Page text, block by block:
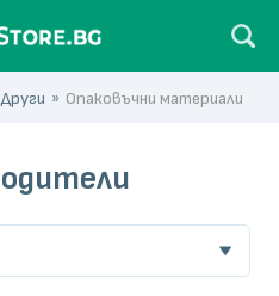
Други Опаковъчни материали